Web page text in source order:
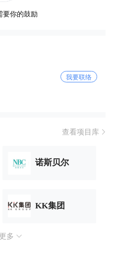
要你的鼓励
我要联络
查看项目库
诺斯贝尔
KK集团
多